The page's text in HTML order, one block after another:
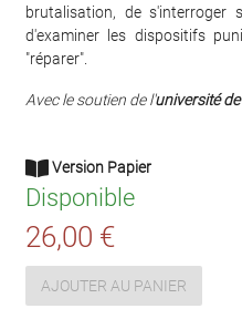
brutalisation, de s'interroger
d'examiner les dispositifs
"réparer".
Avec le soutien de l'université
Version Papier
Disponible
26,00 €
AJOUTER AU PANIER